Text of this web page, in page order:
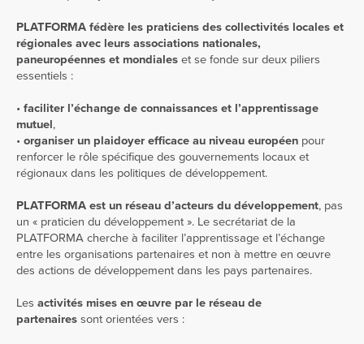
PLATFORMA fédère les praticiens des collectivités locales et
régionales avec leurs associations nationales,
paneuropéennes et mondiales et se fonde sur deux piliers
essentiels :
• faciliter l’échange de connaissances et l’apprentissage
mutuel,
• organiser un plaidoyer efficace au niveau européen pour
renforcer le rôle spécifique des gouvernements locaux et
régionaux dans les politiques de développement.
PLATFORMA est un réseau d’acteurs du développement, pas
un « praticien du développement ». Le secrétariat de la
PLATFORMA cherche à faciliter l’apprentissage et l’échange
entre les organisations partenaires et non à mettre en œuvre
des actions de développement dans les pays partenaires.
Les activités mises en œuvre par le réseau de
partenaires sont orientées vers :